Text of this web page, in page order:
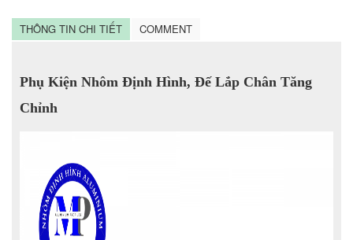
THÔNG TIN CHI TIẾT COMMENT
Phụ Kiện Nhôm Định Hình, Đế Lắp Chân Tăng
Chỉnh